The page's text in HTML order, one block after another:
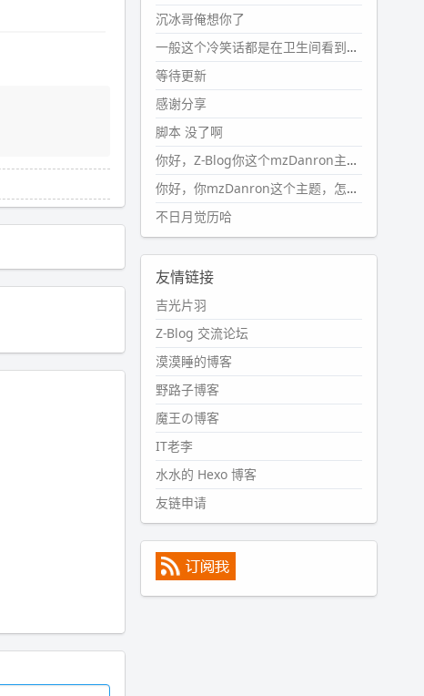
#PubWord搬家也告一段落，虽
然搬过来的东西还得归置，新衣柜
虽说已经散俩月味儿了，但还是不
想放衣服进去。
wdssmq
2024-09-23 21:00:49
#PubWord
一次？？碎雨集_沉冰浮水_第1页
https://www.wdssmq.com/ta
g/%E7%A2%8E%E9%9B%A8%E
9%9B%86/
wdssmq
2024-09-23 20:58:40
话，2024 年目前只发了 13 条
嘟？？？？
wdssmq
2024-09-15 10:32:07
#PubWordVSCode 内 git 操作卡
住的时候没办法主动取消一直是个
痛点，一般都是推送或拉取，今天
连提交都卡了。。
wdssmq
#PubWord又一个夏天过去了，
所以今年也没买防水鞋套；然后天
凉了，为了应对踢被子买了睡袋，
不知道 1.2 米会不会略窄。。
沉冰哥俺想你了
一般这个冷笑话都是在卫生间看到的多
等待更新
感谢分享
脚本 没了啊
你好，Z-Blog你这个mzDanron主题，怎么去除文章标题图像和文章摘要，仅显示标题，感谢回复！
你好，你mzDanron这个主题，怎么去除文章标题的图像和文章摘要！仅显示标题，感谢回复解决！
不日月觉历哈
友情链接
吉光片羽
Z-Blog 交流论坛
漠漠睡的博客
野路子博客
魔王の博客
IT老李
水水的 Hexo 博客
友链申请